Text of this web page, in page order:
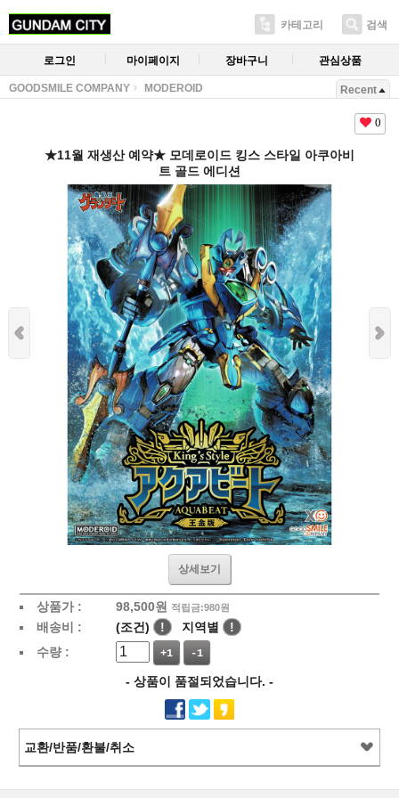
카테고리 검색
로그인 마이페이지 장바구니 관심상품
GOODSMILE COMPANY MODEROID Recent
0
★11월 재생산 예약★ 모데로이드 킹스 스타일 아쿠아비
트 골드 에디션
상세보기
상품가 : 98,500원 적립금:980원
배송비 : (조건) ! 지역별
!
수량 :
+1 -1
- 상품이 품절되었습니다. -
교환/반품/환불/취소